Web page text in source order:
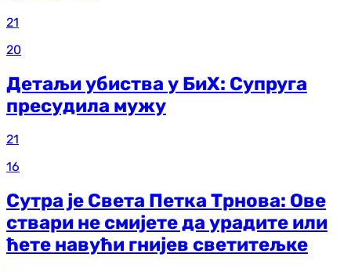
21
20
Детаљи убиства у БиХ: Супруга
пресудила мужу
21
16
Сутра је Света Петка Трнова: Ове
ствари не смијете да урадите или
ћете навући гнијев светитељке